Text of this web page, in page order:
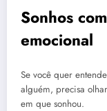
Sonhos
emocional
Se você quer
alguém, precisa
em que sonhou.